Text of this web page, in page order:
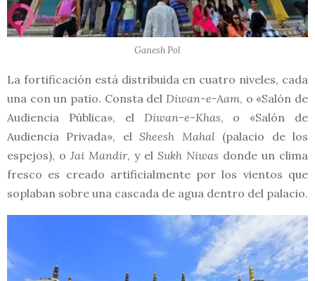
Ganesh Pol
La fortificación está distribuida en cuatro niveles, cada
una con un patio. Consta del Diwan-e-Aam, o «Salón de
Audiencia Pública», el Diwan-e-Khas, o «Salón de
Audiencia Privada», elSheesh Mahal (palacio de los
espejos), o Jai Mandir, y el Sukh Niwas donde un clima
fresco es creado artificialmente por los vientos que
soplaban sobre una cascada de agua dentro del palacio.